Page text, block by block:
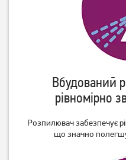
IXEO POWER QT2020
Вбудований
рівномірно
Розпилювач забезпечує
що значно